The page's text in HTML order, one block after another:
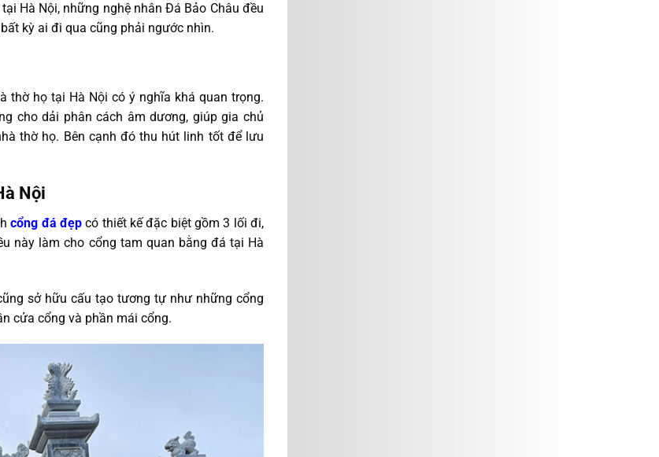
Hà Nội, những nghệ nhân Đá Bảo Châu đều
kỳ ai đi qua cũng phải ngước nhìn.
thờ họ tại Hà Nội có ý nghĩa khá quan trọng.
cho dải phân cách âm dương, giúp gia chủ
thờ họ. Bên cạnh đó thu hút linh tốt để lưu
Nội
cổng đá đẹp có thiết kế đặc biệt gồm 3 lối đi,
này làm cho cổng tam quan bằng đá tại Hà
sở hữu cấu tạo tương tự như những cổng
cửa cổng và phần mái cổng.